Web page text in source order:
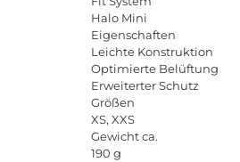
Halo Mini
Eigenschaften
Leichte Konstruktion
Optimierte Belüftung
Erweiterter Schutz
Größen
XS, XXS
Gewicht ca.
190 g